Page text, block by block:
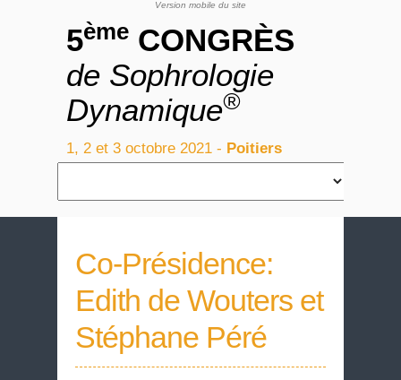
5ème CONGRÈS
de Sophrologie
Dynamique®
1, 2 et 3 octobre 2021 - Poitiers
Co-Présidence:
Edith de Wouters et
Stéphane Péré